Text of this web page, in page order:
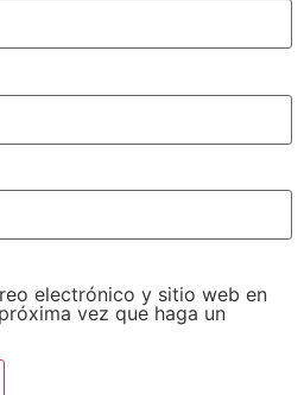
electrónico y sitio web en
vez que haga un